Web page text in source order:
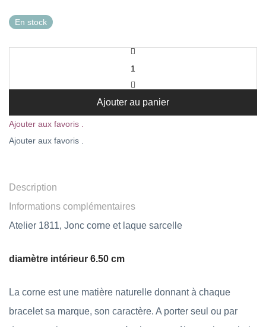
En stock
Ajouter au panier
Ajouter aux favoris .
Ajouter aux favoris .
Description
Informations complémentaires
Atelier 1811, Jonc corne et laque sarcelle
diamètre intérieur 6.50 cm
La corne est une matière naturelle donnant à chaque
bracelet sa marque, son caractère. A porter seul ou par